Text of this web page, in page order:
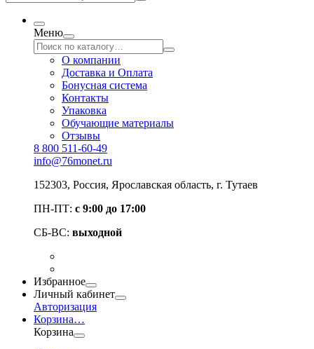
Меню
О компании
Доставка и Оплата
Бонусная система
Контакты
Упаковка
Обучающие материалы
Отзывы
8 800 511-60-49
info@76monet.ru
152303, Россия, Ярославская область, г. Тутаев
ПН-ПТ: с 9:00 до 17:00
СБ-ВС: выходной
Избранное
Личный кабинет
Авторизация
Корзина…
Корзина